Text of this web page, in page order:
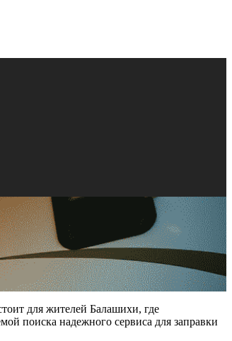
для жителей Балашихи, где
поиска надежного сервиса для заправки